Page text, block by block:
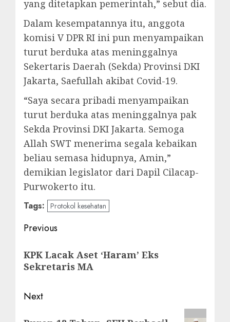
yang ditetapkan pemerintah,” sebut dia.
Dalam kesempatannya itu, anggota
komisi V DPR RI ini pun menyampaikan
turut berduka atas meninggalnya
Sekertaris Daerah (Sekda) Provinsi DKI
Jakarta, Saefullah akibat Covid-19.
“Saya secara pribadi menyampaikan
turut berduka atas meninggalnya pak
Sekda Provinsi DKI Jakarta. Semoga
Allah SWT menerima segala kebaikan
beliau semasa hidupnya, Amin,”
demikian legislator dari Dapil Cilacap-
Purwokerto itu.
Tags: Protokol kesehatan
Post
navigation
Previous
post:
KPK Lacak Aset ‘Haram’ Eks
Sekretaris MA
Next